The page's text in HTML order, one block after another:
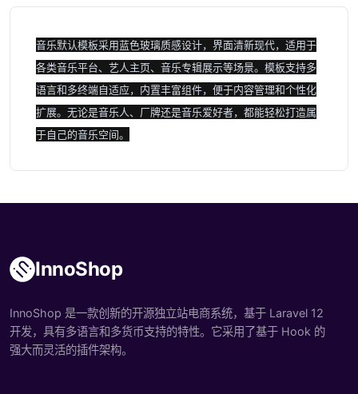
音乐默认模板采用蓝色玻璃质感设计，界面清新现代，适用于
各类音乐平台、艺人主页、音乐专辑展示等场景。模板支持多
语言和多终端自适应，内置丰富组件，便于内容管理和个性化
扩展。无论是音乐人、厂牌还是音乐爱好者，都能轻松打造属
于自己的音乐空间。
InnoShop
InnoShop 是一款创新的开源独立站电商系统，基于 Laravel 12
开发，具有多语言和多货币支持的特性。它采用了基于 Hook 的
强大而灵活的插件架构。